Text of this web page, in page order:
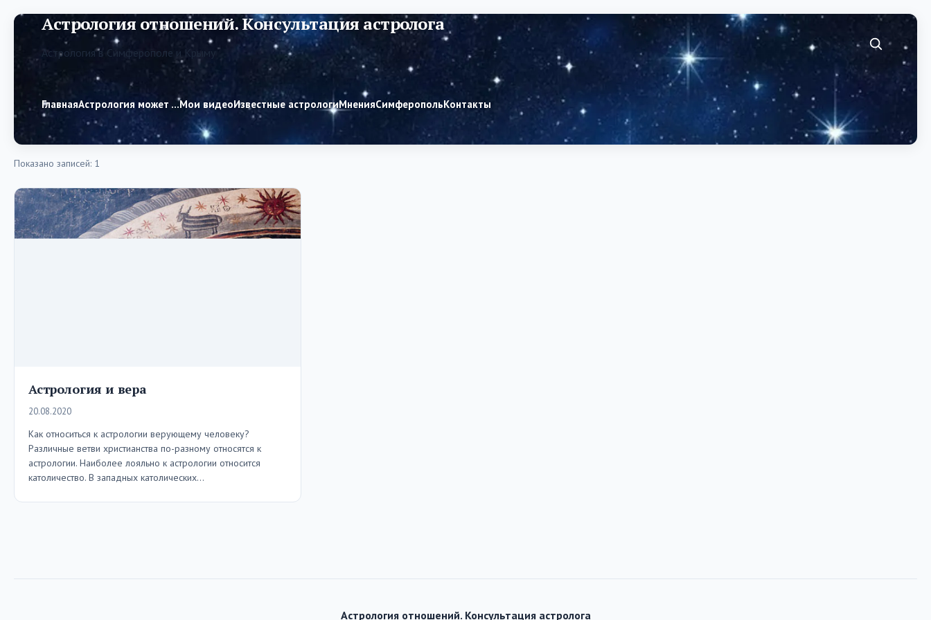
Астрология отношений. Консультация астролога
Астрология в Симферополе и Крыму
ГлавнаяАстрология может …Мои видеоИзвестные астрологиМненияСимферопольКонтакты
Показано записей: 1
Астрология и вера
20.08.2020
Как относиться к астрологии верующему человеку?
Различные ветви христианства по-разному относятся к
астрологии. Наиболее лояльно к астрологии относится
католичество. В западных католических…
Астрология отношений. Консультация астролога